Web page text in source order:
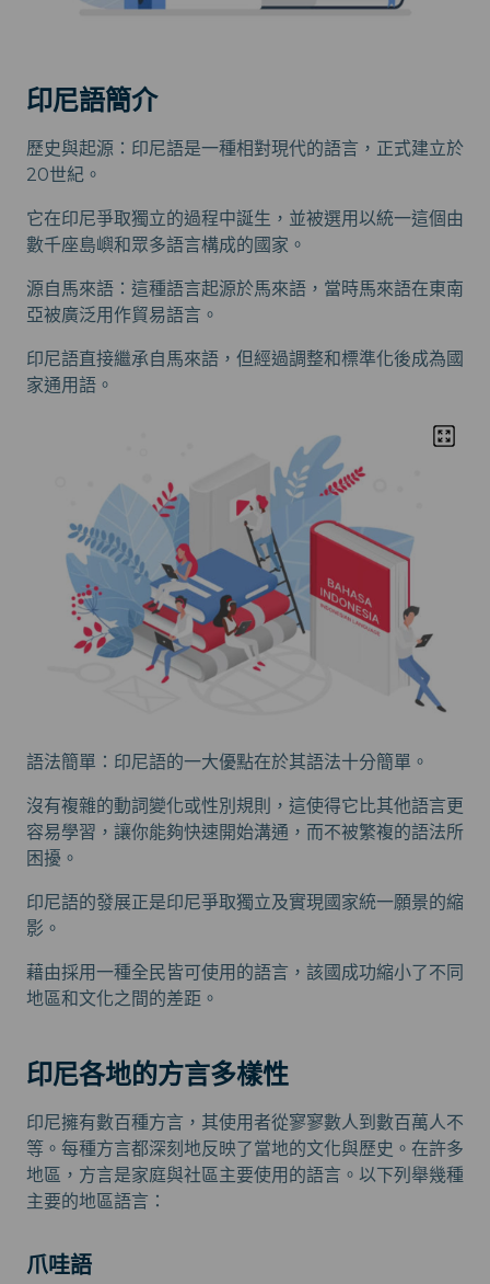
印尼語簡介
歷史與起源：印尼語是一種相對現代的語言，正式建立於
20世紀。
它在印尼爭取獨立的過程中誕生，並被選用以統一這個由
數千座島嶼和眾多語言構成的國家。
源自馬來語：這種語言起源於馬來語，當時馬來語在東南
亞被廣泛用作貿易語言。
印尼語直接繼承自馬來語，但經過調整和標準化後成為國
家通用語。
語法簡單：印尼語的一大優點在於其語法十分簡單。
沒有複雜的動詞變化或性別規則，這使得它比其他語言更
容易學習，讓你能夠快速開始溝通，而不被繁複的語法所
困擾。
印尼語的發展正是印尼爭取獨立及實現國家統一願景的縮
影。
藉由採用一種全民皆可使用的語言，該國成功縮小了不同
地區和文化之間的差距。
印尼各地的方言多樣性
印尼擁有數百種方言，其使用者從寥寥數人到數百萬人不
等。每種方言都深刻地反映了當地的文化與歷史。在許多
地區，方言是家庭與社區主要使用的語言。以下列舉幾種
主要的地區語言：
爪哇語